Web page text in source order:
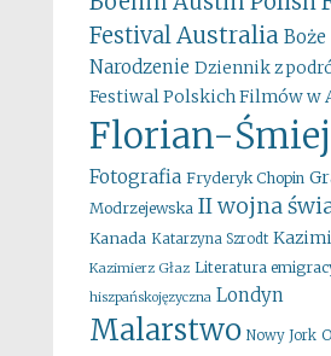
FestivalAustralia Boże
Narodzenie Dziennik z
Festiwal Polskich Filmów w
Florian-
Fotografia Fryderyk Chopin
Modrzejewska II wojna
Kanada Katarzyna Szrodt
Kazimierz Głaz Literatura
hiszpańskojęzyczna Londyn
Malarstwo Nowy Jork